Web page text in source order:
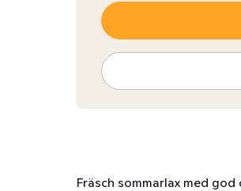
Fräsch sommarlax med